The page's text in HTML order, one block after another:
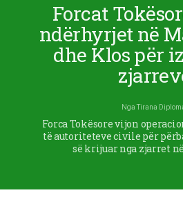
Forcat
ndërhyrjet në
dhe Klos për
NgaTirana
Forca Tokësore vijon
të autoriteteve civile për
së krijuar nga zjarret